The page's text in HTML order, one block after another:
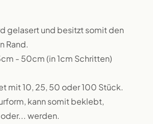
gelasert und besitzt somit den
Rand.
- 50cm (in 1cm Schritten)
mit 10, 25, 50 oder 100 Stück.
kann somit beklebt,
werden.